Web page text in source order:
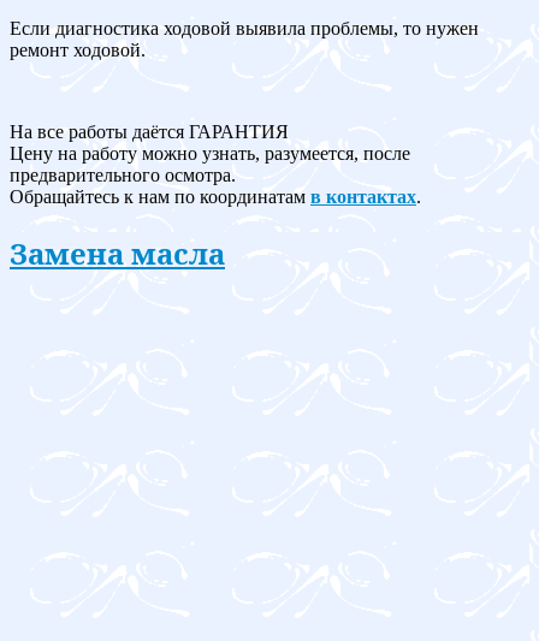
Если диагностика ходовой выявила проблемы, то нужен
ремонт ходовой.
На все работы даётся ГАРАНТИЯ
Цену на работу можно узнать, разумеется, после
предварительного осмотра.
Обращайтесь к нам по координатам в контактах.
Замена масла